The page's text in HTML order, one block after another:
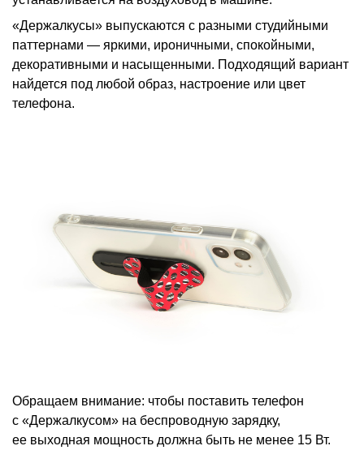
«Держалкусы» выпускаются с разными студийными
паттернами — яркими, ироничными, спокойными,
декоративными и насыщенными. Подходящий вариант
найдется под любой образ, настроение или цвет
телефона.
Обращаем внимание: чтобы поставить телефон
с «Держалкусом» на беспроводную зарядку,
ее выходная мощность должна быть не менее 15 Вт.